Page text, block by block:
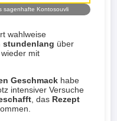
sagenhafte Kontosouvli
wahlweise
stundenlang über
mit
Geschmack habe
intensiver Versuche
, das Rezept